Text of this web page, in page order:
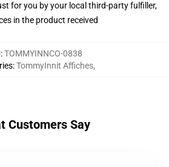
for you by your local third-party fulfiller,
in the product received
:TOMMYINNCO-0838
:TommyInnit Affiches,
Customers Say